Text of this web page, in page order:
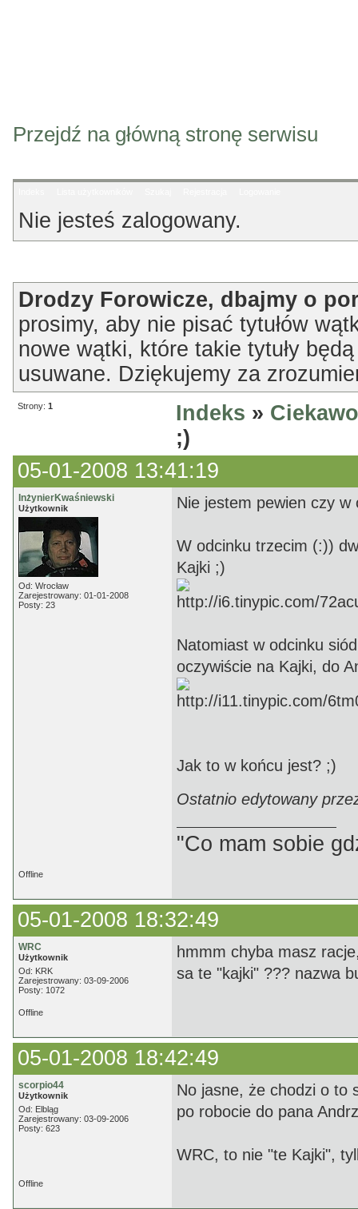
Przejdź na główną stronę serwisu
Nie jesteś zalogowany.
Drodzy Forowicze, dbajmy o
prosimy, aby nie pisać tytułów
nowe wątki, które takie tytuły
usuwane. Dziękujemy za
Strony: 1 Indeks »
;)
05-01-2008 13:41:19
InżynierKwaśniewski
Użytkownik
Od: Wrocław
Zarejestrowany: 01-01-2008
Posty: 23
Nie jestem pewien czy
W odcinku trzecim (:))
Kajki ;)
Natomiast w odcinku
oczywiście na Kajki, do
Jak to w końcu jest? ;)
Ostatnio edytowany
"Co mam sobie
Offline
05-01-2008 18:32:49
WRC
Użytkownik
Od: KRK
Zarejestrowany: 03-09-2006
Posty: 1072
hmmm chyba masz
sa te "kajki" ??? nazwa
Offline
05-01-2008 18:42:49
scorpio44
Użytkownik
Od: Elbląg
Zarejestrowany: 03-09-2006
Posty: 623
No jasne, że chodzi o to
po robocie do pana
WRC, to nie "te Kajki",
Offline